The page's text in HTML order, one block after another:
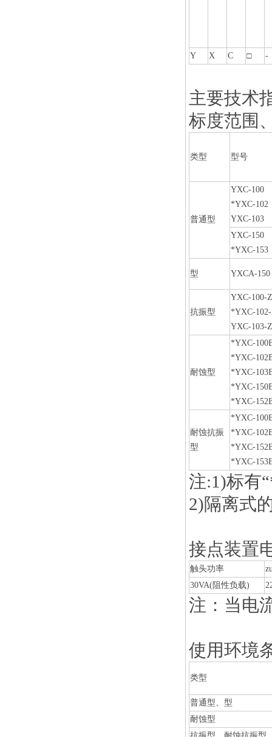
Y X C □ -
主要技术
标度范围
类型 型号
普通型
YXC-100
*YXC-102
YXC-103
YXC-150
*YXC-153
型 YXCA-150
抗振型
YXC-100-
*YXC-
YXC-103-
耐蚀型
*YXC-
*YXC-
*YXC-
*YXC-
*YXC-
耐蚀抗振
型
*YXC-
*YXC-
*YXC-
*YXC-
注:1)标有
2)隔离式
接点装置
触头功率
30VA(阻性负载)
注：当电
使用环境
类型
普通型、型
耐蚀型